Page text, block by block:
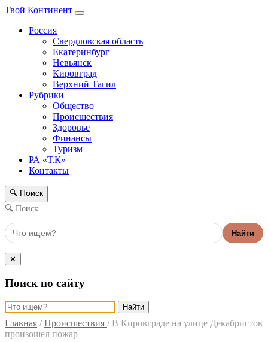
Твой Континент
Россия
Свердловская область
Екатеринбург
Невьянск
Кировград
Верхний Тагил
Рубрики
Общество
Происшествия
Здоровье
Финансы
Туризм
РА «Т.К»
Контакты
🔍 Поиск
🔍 Поиск
Найти
✕
Поиск по сайту
Найти
Главная / Происшествия / В Кировграде на улице Декабристов
произошел пожар